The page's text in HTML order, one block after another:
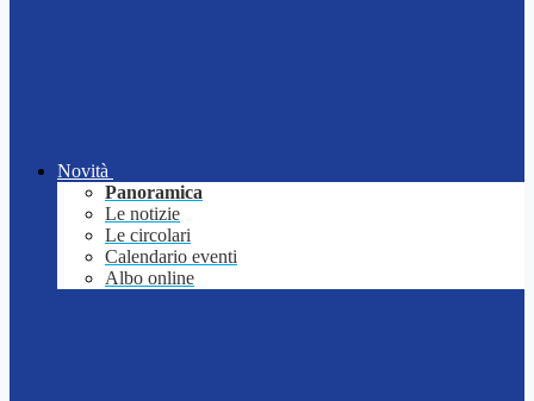
Novità
Panoramica
Le notizie
Le circolari
Calendario eventi
Albo online